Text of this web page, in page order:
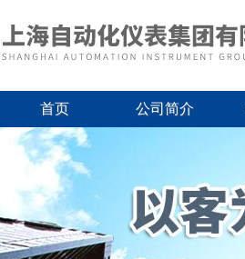
首页 公司简介